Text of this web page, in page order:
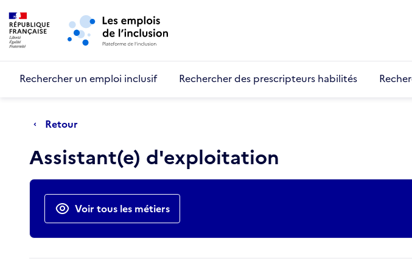
Aller au menu principal
Rechercher un emploi inclusif Rechercher des prescripteurs habilités
Retour
Assistant(e) d'exploitation
Actions rapides
Voir tous les métiers